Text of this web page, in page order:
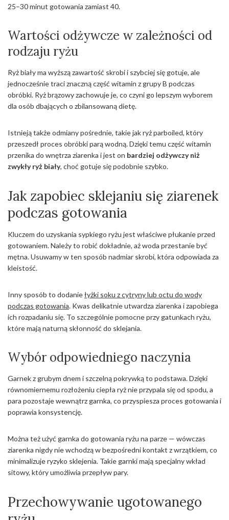
25–30 minut gotowania zamiast 40.
Wartości odżywcze w zależności od
rodzaju ryżu
Ryż biały ma wyższą zawartość skrobi i szybciej się gotuje, ale
jednocześnie traci znaczną część witamin z grupy B podczas
obróbki. Ryż brązowy zachowuje je, co czyni go lepszym wyborem
dla osób dbających o zbilansowaną dietę.
Istnieją także odmiany pośrednie, takie jak ryż parboiled, który
przeszedł proces obróbki parą wodną. Dzięki temu część witamin
przenika do wnętrza ziarenka i jest on bardziej odżywczy niż
zwykły ryż biały, choć gotuje się podobnie szybko.
Jak zapobiec sklejaniu się ziarenek
podczas gotowania
Kluczem do uzyskania sypkiego ryżu jest właściwe płukanie przed
gotowaniem. Należy to robić dokładnie, aż woda przestanie być
mętna. Usuwamy w ten sposób nadmiar skrobi, która odpowiada za
kleistość.
Inny sposób to dodaniełyżki soku z cytryny lub octu do wody
podczas gotowania. Kwas delikatnie utwardza ziarenka i zapobiega
ich rozpadaniu się. To szczególnie pomocne przy gatunkach ryżu,
które mają naturną skłonność do sklejania.
Wybór odpowiedniego naczynia
Garnek z grubym dnem i szczelną pokrywką to podstawa. Dzięki
równomiernemu rozłożeniu ciepła ryż nie przypala się od spodu, a
para pozostaje wewnątrz garnka, co przyspiesza proces gotowania i
poprawia konsystencję.
Można też użyć garnka do gotowania ryżu na parze — wówczas
ziarenka nigdy nie wchodzą w bezpośredni kontakt z wrzątkiem, co
minimalizuje ryzyko sklejenia. Takie garnki mają specjalny wkład
sitowy, który umożliwia przepływ pary.
Przechowywanie ugotowanego